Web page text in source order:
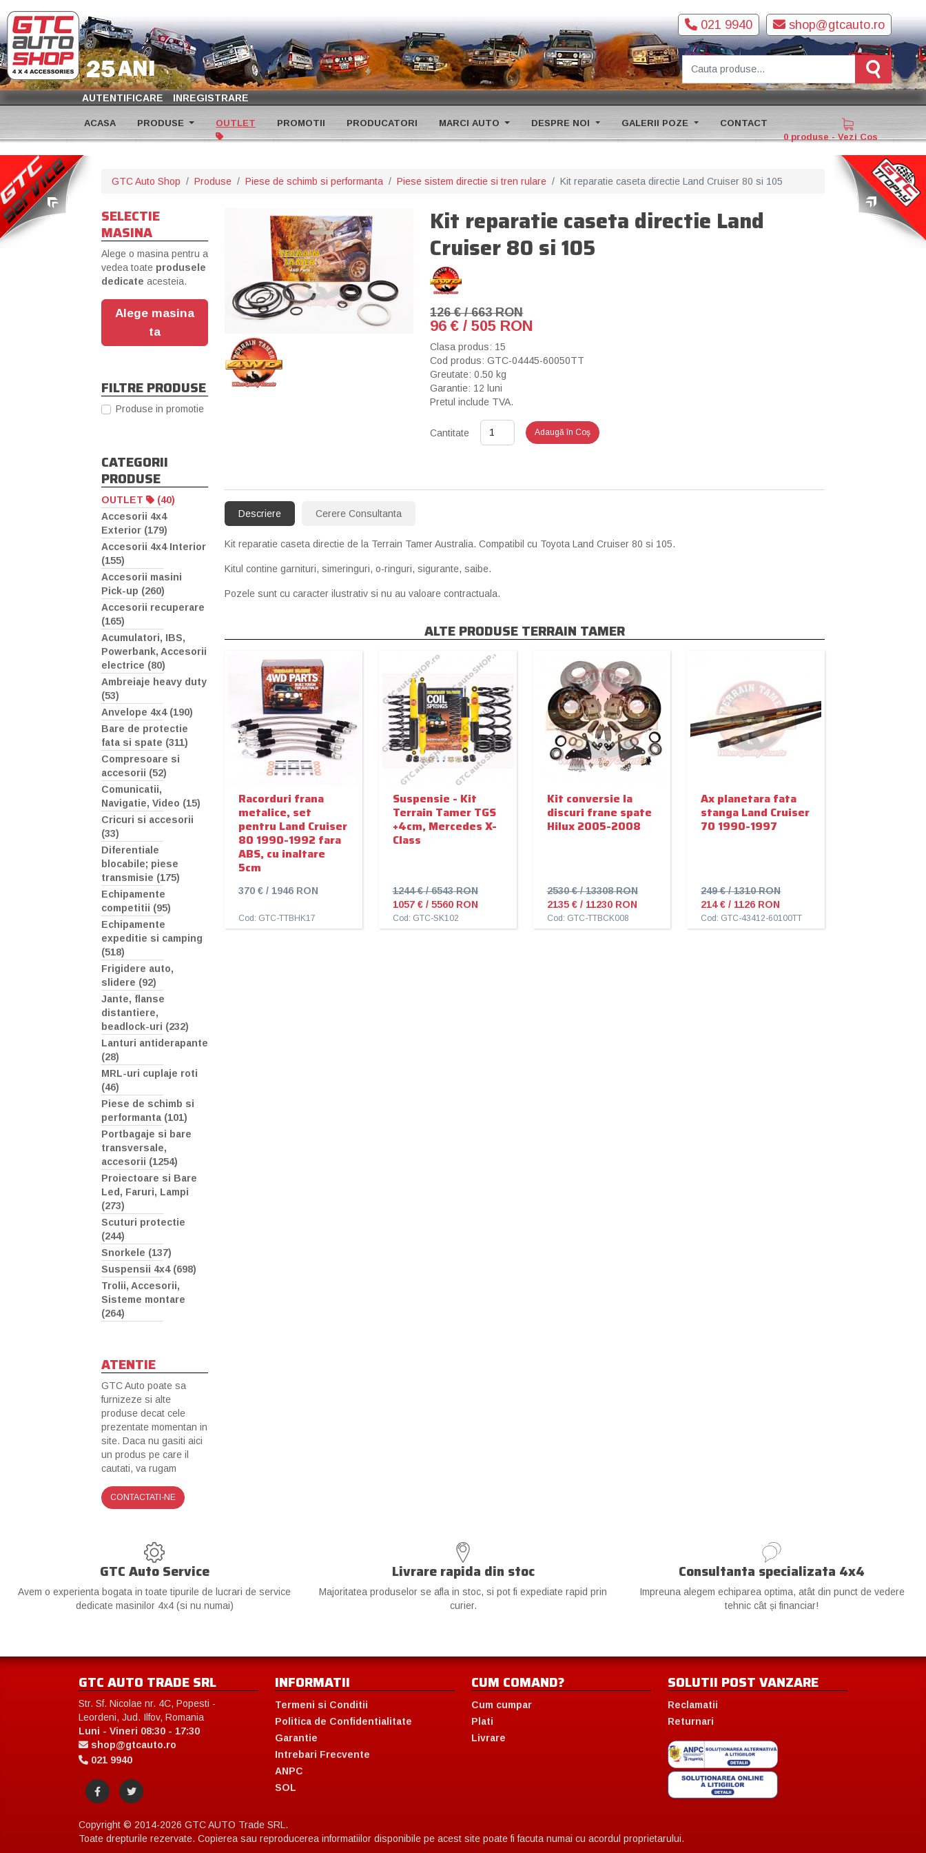
shop@gtcauto.ro
021 9940
AUTENTIFICARE INREGISTRARE
ACASA PRODUSE OUTLET PROMOTII PRODUCATORI MARCI AUTO DESPRE NOI GALERII POZE
CONTACT
0 produse - Vezi Cos
GTC Auto Shop Produse Piese de schimb si performanta Piese sistem directie si tren rulare Kit reparatie caseta directie Land Cruiser 80 si 105
Kit reparatie caseta directie Land
Cruiser 80 si 105
126 € / 663 RON
96 € / 505 RON
Clasa produs: 15
Cod produs: GTC-04445-60050TT
Greutate: 0.50 kg
Garantie: 12 luni
Pretul include TVA.
Cantitate Adaugă în Coş
Descriere Cerere Consultanta
Kit reparatie caseta directie de la Terrain Tamer Australia. Compatibil cu Toyota Land Cruiser 80 si 105.
Kitul contine garnituri, simeringuri, o-ringuri, sigurante, saibe.
Pozele sunt cu caracter ilustrativ si nu au valoare contractuala.
ALTE PRODUSE TERRAIN TAMER
Racorduri frana
metalice, set
pentru Land Cruiser
80 1990-1992 fara
ABS, cu inaltare
5cm
370 € / 1946 RON
Cod: GTC-TTBHK17
Suspensie - Kit
Terrain Tamer TGS
+4cm, Mercedes X-
Class
1244 € / 6543 RON
1057 € / 5560 RON
Cod: GTC-SK102
Kit conversie la
discuri frane spate
Hilux 2005-2008
2530 € / 13308 RON
2135 € / 11230 RON
Cod: GTC-TTBCK008
Ax planetara fata
stanga Land Cruiser
70 1990-1997
249 € / 1310 RON
214 € / 1126 RON
Cod: GTC-43412-60100TT
SELECTIE
MASINA
Alege o masina pentru a
vedea toate produsele
dedicate acesteia.
Alege masina
ta
FILTRE PRODUSE
Produse in promotie
CATEGORII
PRODUSE
OUTLET
(40)
Accesorii 4x4
Exterior (179)
Accesorii 4x4 Interior
(155)
Accesorii masini
Pick-up (260)
Accesorii recuperare
(165)
Acumulatori, IBS,
Powerbank, Accesorii
electrice (80)
Ambreiaje heavy duty
(53)
Anvelope 4x4 (190)
Bare de protectie
fata si spate (311)
Compresoare si
accesorii (52)
Comunicatii,
Navigatie, Video (15)
Cricuri si accesorii
(33)
Diferentiale
blocabile; piese
transmisie (175)
Echipamente
competitii (95)
Echipamente
expeditie si camping
(518)
Frigidere auto,
slidere (92)
Jante, flanse
distantiere,
beadlock-uri (232)
Lanturi antiderapante
(28)
MRL-uri cuplaje roti
(46)
Piese de schimb si
performanta (101)
Portbagaje si bare
transversale,
accesorii (1254)
Proiectoare si Bare
Led, Faruri, Lampi
(273)
Scuturi protectie
(244)
Snorkele (137)
Suspensii 4x4 (698)
Trolii, Accesorii,
Sisteme montare
(264)
ATENTIE
GTC Auto poate sa
furnizeze si alte
produse decat cele
prezentate momentan in
site. Daca nu gasiti aici
un produs pe care il
cautati, va rugam
CONTACTATI-NE
GTC Auto Service
Avem o experienta bogata in toate tipurile de lucrari de service
dedicate masinilor 4x4 (si nu numai)
Livrare rapida din stoc
Majoritatea produselor se afla in stoc, si pot fi expediate rapid prin
curier.
Consultanta specializata 4x4
Impreuna alegem echiparea optima, atât din punct de vedere
tehnic cât și financiar!
GTC AUTO TRADE SRL
Str. Sf. Nicolae nr. 4C, Popesti -
Leordeni, Jud. Ilfov, Romania
Luni - Vineri 08:30 - 17:30
shop@gtcauto.ro
021 9940
INFORMATII
Termeni si Conditii
Politica de Confidentialitate
Garantie
Intrebari Frecvente
ANPC
SOL
CUM COMAND?
Cum cumpar
Plati
Livrare
SOLUTII POST VANZARE
Reclamatii
Returnari
Copyright © 2014-2026 GTC AUTO Trade SRL.
Toate drepturile rezervate. Copierea sau reproducerea informatiilor disponibile pe acest site poate fi facuta numai cu acordul proprietarului.